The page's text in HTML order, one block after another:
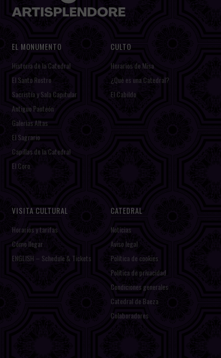
EL MONUMENTO
Historia de la Catedral
El Santo Rostro
Sacristía y Sala Capitular
Antiguo Panteón
Galerías Altas
El Sagrario
Capillas de la Catedral
El Coro
CULTO
Horarios de Misa
¿Qué es una Catedral?
El Cabildo
VISITA CULTURAL
Horarios y tarifas
Cómo llegar
ENGLISH – Schedule & Tickets
CATEDRAL
Noticias
Aviso legal
Política de cookies
Política de privacidad
Condiciones generales
Catedral de Baeza
Colaboradores